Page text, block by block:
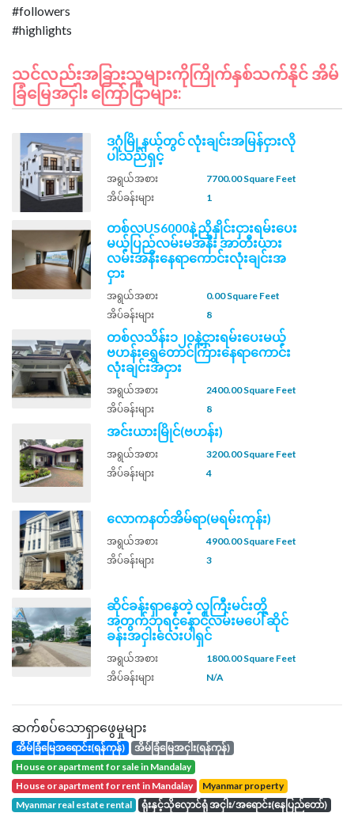
#followers
သင်လည်းအခြားသူများကိုကြိုက်နှစ်သက်နိုင် အိမ်
ခြံမြေအငှါး ကြော်ငြာများ:
ဒဂုံမြို့နယ်တွင် လုံးချင်းအမြန်ငှားလို
ပါသည်ရှင့်
အရွယ်အစား
7700.00 Square Feet
အိပ်ခန်းများ
1
တစ်လUS6000နဲ့ညှိနှိုင်းငှားရမ်းပေး
မယ့်ပြည်လမ်းမအနီး အာတီးယား
လမ်းအနီးနေရာကောင်းလုံးချင်းအ
ငှား
အရွယ်အစား
0.00 Square Feet
အိပ်ခန်းများ
8
တစ်လသိန်း၁၂၀နဲ့ငှားရမ်းပေးမယ့်
ဗဟန်းရွှေတောင်ကြားနေရာကောင်း
လုံးချင်းအငှား
အရွယ်အစား
2400.00 Square Feet
အိပ်ခန်းများ
8
အင်းယားမြိုင်(ဗဟန်း)
အရွယ်အစား
3200.00 Square Feet
အိပ်ခန်းများ
4
လောကနတ်အိမ်ရာ(မရမ်းကုန်း)
အရွယ်အစား
4900.00 Square Feet
အိပ်ခန်းများ
3
ဆိုင်ခန်းရှာနေတဲ့ လူကြီးမင်းတို့
အတွက်ဘုရင့်နောင်လမ်းမပေါ် ဆိုင်
ခန်းအငှါးလေးပါရှင်
အရွယ်အစား
1800.00 Square Feet
အိပ်ခန်းများ
N/A
ဆက်စပ်သောရှာဖွေမှုများ
အိမ်ခြံမြေအရောင်း(ရန်ကုန်)
အိမ်ခြံမြေအငှါး(ရန်ကုန်)
house or apartment for sale in Mandalay
house or apartment for rent in Mandalay
Myanmar property
Myanmar real estate rental
ရုံးနှင့်သိုလှောင်ရုံ အငှါး/အရောင်း(နေပြည်တော်)